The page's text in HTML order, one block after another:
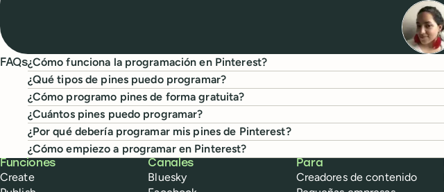
FAQs¿Cómo funciona la programación en Pinterest?
¿Qué tipos de pines puedo programar?
¿Cómo programo pines de forma gratuita?
¿Cuántos pines puedo programar?
¿Por qué debería programar mis pines de Pinterest?
¿Cómo empiezo a programar en Pinterest?
Buffer
Funciones
Create
Canales
Bluesky
Para
Creadores de contenido